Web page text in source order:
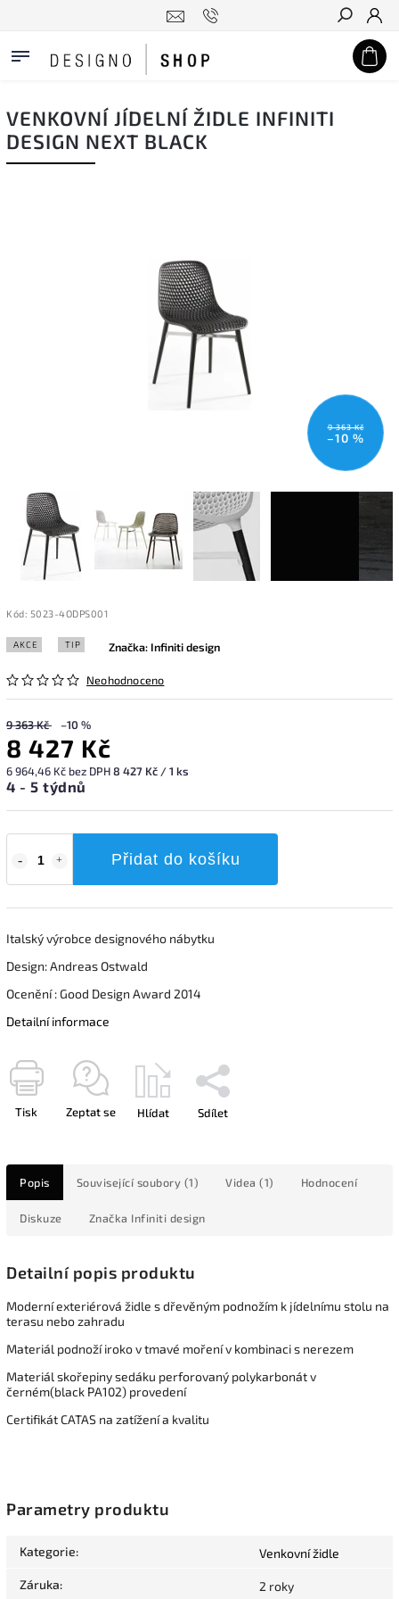
Hledat
VENKOVNÍ JÍDELNÍ ŽIDLE INFINITI
DESIGN NEXT BLACK
9 363 Kč
–10 %
Kód: 5023-4ODPS001
AKCE TIP
Neohodnoceno
Značka: Infiniti design
9 363 Kč –10 %
8 427 Kč
6 964,46 Kč bez DPH8 427 Kč / 1 ks
4 - 5 týdnů
Přidat do košíku
Italský výrobce designového nábytku
Design: Andreas Ostwald
Ocenění : Good Design Award 2014
Detailní informace
Tisk Zeptat se Hlídat Sdílet
Popis Související soubory (1) Videa (1) Hodnocení
Diskuze Značka Infiniti design
Detailní popis produktu
Moderní exteriérová židle s dřevěným podnožím k jídelnímu stolu na
terasu nebo zahradu
Materiál podnoží iroko v tmavé moření v kombinaci s nerezem
Materiál skořepiny sedáku perforovaný polykarbonát v
černém(black PA102) provedení
Certifikát CATAS na zatížení a kvalitu
Parametry produktu
Kategorie: Venkovní židle
Záruka: 2 roky